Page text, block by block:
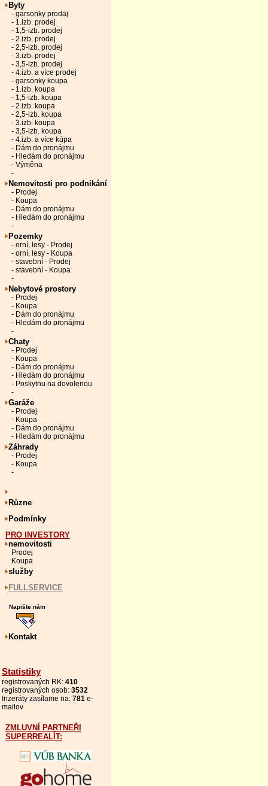
Byty
- garsonky prodaj
- 1.izb. prodej
- 1,5-izb. prodej
- 2.izb. prodej
- 2,5-izb. prodej
- 3.izb. prodej
- 3,5-izb. prodej
- 4.izb. a více prodej
- garsonky koupa
- 1.izb. koupa
- 1,5-izb. koupa
- 2.izb. koupa
- 2,5-izb. koupa
- 3.izb. koupa
- 3,5-izb. koupa
- 4.izb. a více kúpa
- Dám do pronájmu
- Hledám do pronájmu
- Výměna
-
Nemovitosti pro podnikání
- Prodej
- Koupa
- Dám do pronájmu
- Hledám do pronájmu
-
Pozemky
- orní, lesy - Prodej
- orní, lesy - Koupa
- stavební - Prodej
- stavební - Koupa
-
Nebytové prostory
- Prodej
- Koupa
- Dám do pronájmu
- Hledám do pronájmu
-
Chaty
- Prodej
- Koupa
- Dám do pronájmu
- Hledám do pronájmu
- Poskytnu na dovolenou
-
Garáže
- Prodej
- Koupa
- Dám do pronájmu
- Hledám do pronájmu
Záhrady
- Prodej
- Koupa
-
Různe
Podmínky
PRO INVESTORY
nemovitosti
Prodej
Koupa
služby
FULLSERVICE
Napište nám
Kontakt
Statistiky
registrovaných RK: 410
registrovaných osob: 3532
Inzeráty zasílame na: 781 e-
mailov
ZMLUVNÍ PARTNEŘI
SUPERREALÍT: